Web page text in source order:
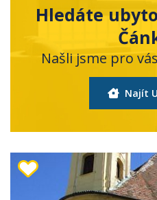
Hledáte
Našli jsme pro
Najít